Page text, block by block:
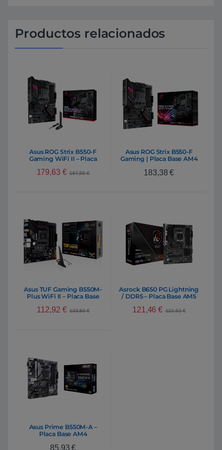
Productos relacionados
Asus ROG Strix B550-F
Gaming WiFi II – Placa
179,63 € 187,55€
Asus ROG Strix B550-F
Gaming | Placa Base AM4
183,38€
Asus TUF Gaming B550M-
Plus WiFi II – Placa Base
112,92 € 133,80€
Asrock B650 PG Lightning
/ DDR5 – Placa Base AM5
121,46€ 122,62€
Asus Prime B550M-A –
Placa Base AM4
85,93€